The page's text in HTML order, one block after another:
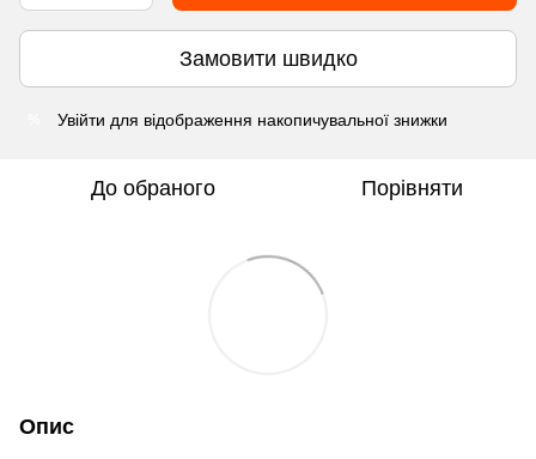
Замовити швидко
Увійти для відображення накопичувальної знижки
До обраного Порівняти
Опис